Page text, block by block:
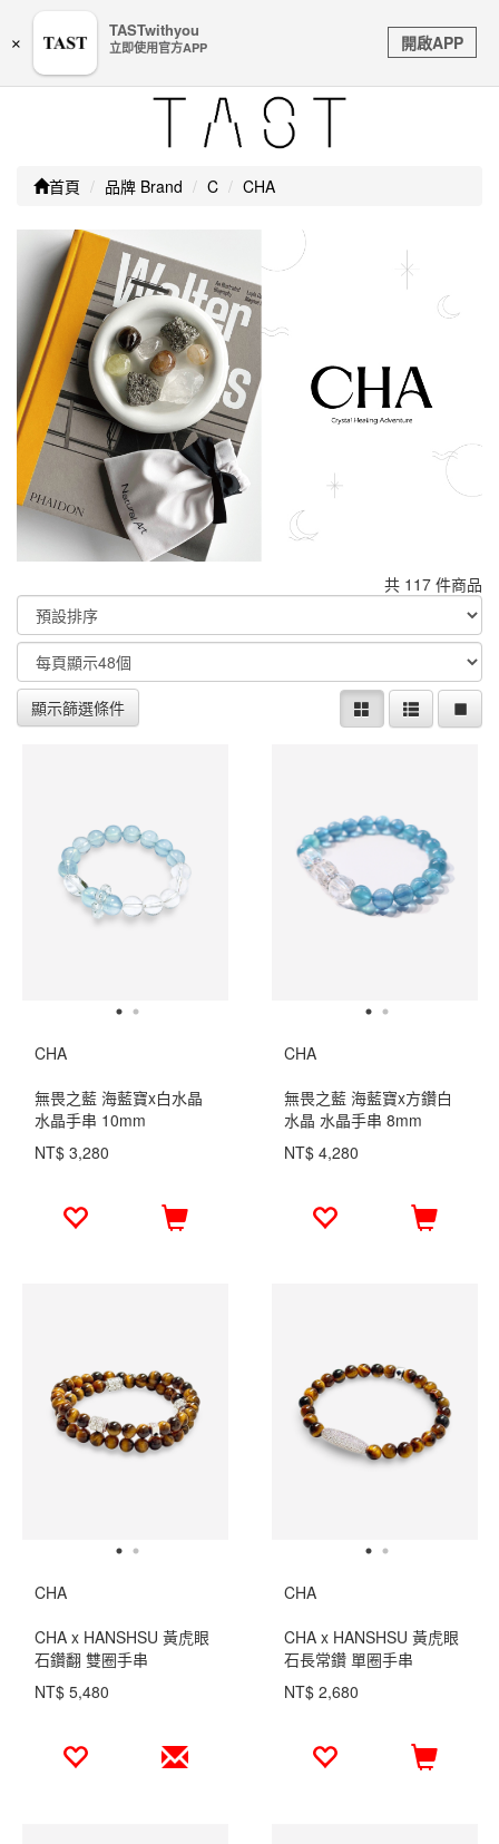
銀行帳戶或信用卡等個人資訊，如接到請立即掛斷或撥打
Toggle
navigation
首頁 品牌 Brand C CHA
共 117 件商品
顯示篩選條件
CHA
無畏之藍 海藍寶x白水晶
水晶手串 10mm
NT$ 3,280
CHA
無畏之藍 海藍寶x方鑽白
水晶 水晶手串 8mm
NT$ 4,280
CHA
CHA x HANSHSU 黃虎眼
石鑽翻 雙圈手串
NT$ 5,480
CHA
CHA x HANSHSU 黃虎眼
石長常鑽 單圈手串
NT$ 2,680
×
TASTwithyou
立即使用官方APP 開啟APP